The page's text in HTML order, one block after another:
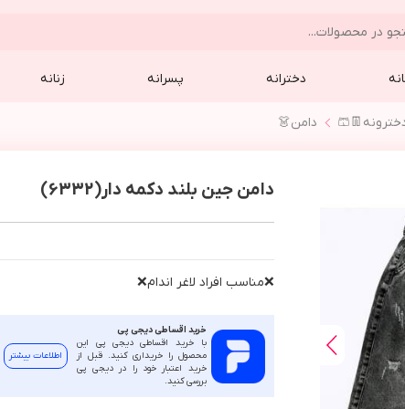
دخترانه پسرانه زنانه
دامن👗
دامن جین بلند دکمه دار(6332)
❌مناسب افراد لاغر اندام❌
خرید اقساطی دیجی پی
با خرید اقساطی دیجی پی این
محصول را خریداری کنید. قبل از
خرید اعتبار خود را در دیجی پی
بررسی کنید.
اطلاعات بیشتر